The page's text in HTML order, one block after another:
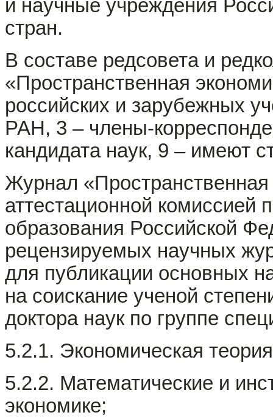
и научные учреждения
стран.
В составе редсовета и
«Пространственная
российских и зарубежных
РАН, 3 – члены-
кандидата наук, 9 – имеют
Журнал
аттестационной комиссией
образования Российской
рецензируемых научных
для публикации основных
на соискание ученой
доктора наук по группе
5.2.1. Экономическая
5.2.2. Математические и
экономике;